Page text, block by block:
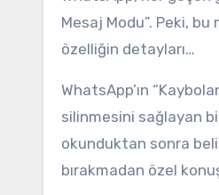
Mesaj Modu”. Peki,
özelliğin detayları…
WhatsApp’ın
silinmesini sağlayan
okunduktan sonra
bırakmadan özel